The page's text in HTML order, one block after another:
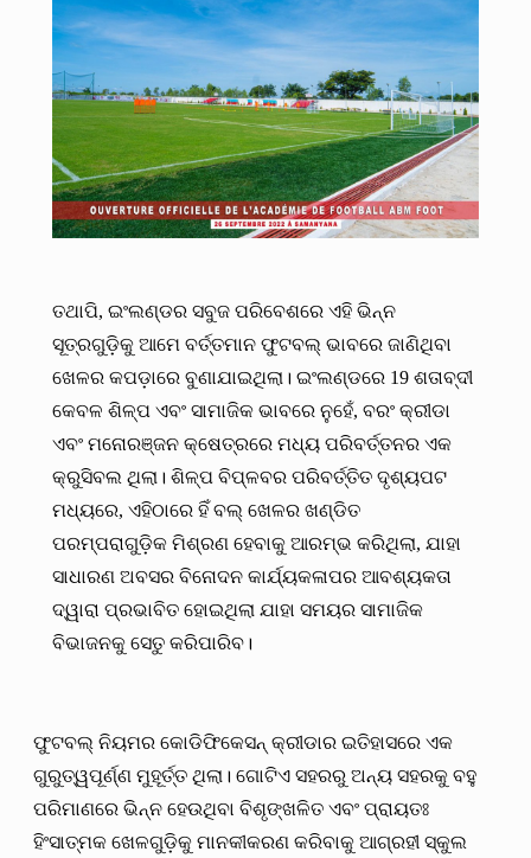
ତଥାପି, ଇଂଲଣ୍ଡର ସବୁଜ ପରିବେଶରେ ଏହି ଭିନ୍ନ
ସୂତ୍ରଗୁଡ଼ିକୁ ଆମେ ବର୍ତ୍ତମାନ ଫୁଟବଲ୍ ଭାବରେ ଜାଣିଥିବା
ଖେଳର କପଡ଼ାରେ ବୁଣାଯାଇଥିଲା। ଇଂଲଣ୍ଡରେ 19 ଶତାବ୍ଦୀ
କେବଳ ଶିଳ୍ପ ଏବଂ ସାମାଜିକ ଭାବରେ ନୁହେଁ, ବରଂ କ୍ରୀଡା
ଏବଂ ମନୋରଞ୍ଜନ କ୍ଷେତ୍ରରେ ମଧ୍ୟ ପରିବର୍ତ୍ତନର ଏକ
କ୍ରୁସିବଲ ଥିଲା। ଶିଳ୍ପ ବିପ୍ଳବର ପରିବର୍ତ୍ତିତ ଦୃଶ୍ୟପଟ
ମଧ୍ୟରେ, ଏହିଠାରେ ହିଁ ବଲ୍ ଖେଳର ଖଣ୍ଡିତ
ପରମ୍ପରାଗୁଡ଼ିକ ମିଶ୍ରଣ ହେବାକୁ ଆରମ୍ଭ କରିଥିଲା, ଯାହା
ସାଧାରଣ ଅବସର ବିନୋଦନ କାର୍ଯ୍ୟକଳାପର ଆବଶ୍ୟକତା
ଦ୍ୱାରା ପ୍ରଭାବିତ ହୋଇଥିଲା ଯାହା ସମୟର ସାମାଜିକ
ବିଭାଜନକୁ ସେତୁ କରିପାରିବ।
ଫୁଟବଲ୍ ନିୟମର କୋଡିଫିକେସନ୍ କ୍ରୀଡାର ଇତିହାସରେ ଏକ
ଗୁରୁତ୍ୱପୂର୍ଣ୍ଣ ମୁହୂର୍ତ୍ତ ଥିଲା। ଗୋଟିଏ ସହରରୁ ଅନ୍ୟ ସହରକୁ ବହୁ
ପରିମାଣରେ ଭିନ୍ନ ହେଉଥିବା ବିଶୃଙ୍ଖଳିତ ଏବଂ ପ୍ରାୟତଃ
ହିଂସାତ୍ମକ ଖେଳଗୁଡ଼ିକୁ ମାନକୀକରଣ କରିବାକୁ ଆଗ୍ରହୀ ସ୍କୁଲ